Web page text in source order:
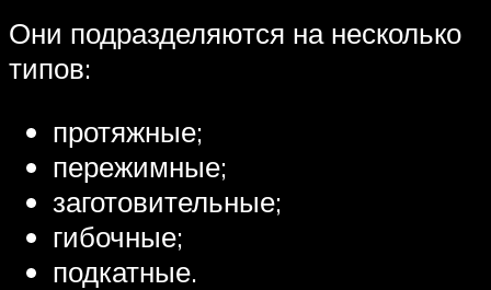
Они подразделяются на несколько
типов:
протяжные;
пережимные;
заготовительные;
гибочные;
подкатные.